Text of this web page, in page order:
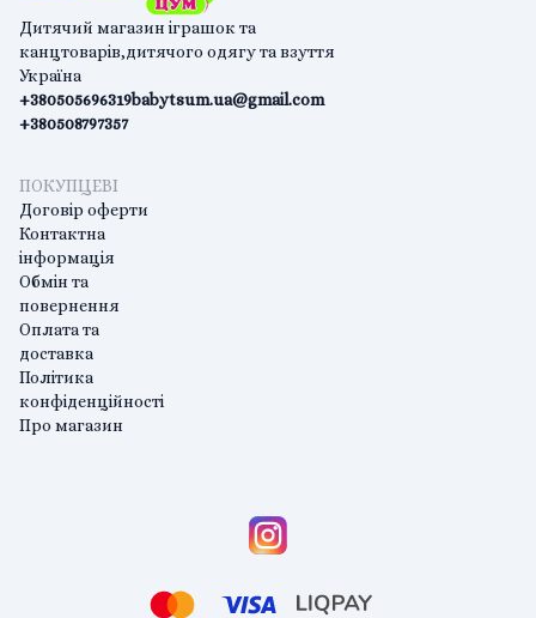
Дитячий магазин іграшок та
канцтоварів,дитячого одягу та взуття
Україна
+380505696319
+380508797357
babytsum.ua@gmail.com
ПОКУПЦЕВІ
Договір оферти
Контактна
інформація
Обмін та
повернення
Оплата та
доставка
Політика
конфіденційності
Про магазин